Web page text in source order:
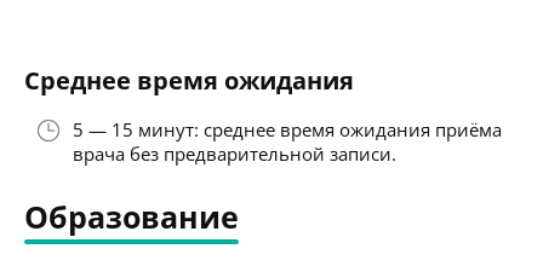
Среднее время ожидания
5 — 15 минут: среднее время ожидания приёма
врача без предварительной записи.
Образование